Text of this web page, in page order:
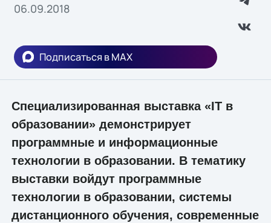
06.09.2018
Подписаться в MAX
Специализированная выставка «IT в
образовании» демонстрирует
программные и информационные
технологии в образовании. В тематику
выставки войдут программные
технологии в образовании, системы
дистанционного обучения, современные